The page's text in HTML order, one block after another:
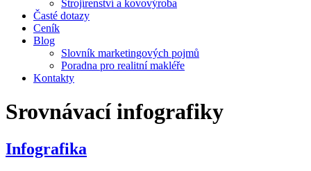
Strojírenství a kovovýroba
Časté dotazy
Ceník
Blog
Slovník marketingových pojmů
Poradna pro realitní makléře
Kontakty
Srovnávací infografiky
Infografika